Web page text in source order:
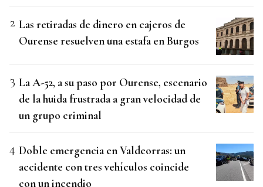
Las retiradas de dinero en cajeros de
Ourense resuelven una estafa en Burgos
La A-52, a su paso por Ourense, escenario
de la huida frustrada a gran velocidad de
un grupo criminal
Doble emergencia en Valdeorras: un
accidente con tres vehículos coincide
con un incendio